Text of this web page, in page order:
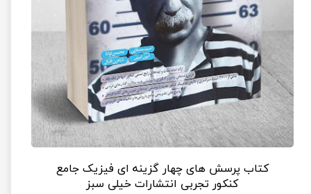
کتاب پرسش های چهار گزینه ای فیزیک جامع
کنکور تجربی انتشارات خیلی سبز